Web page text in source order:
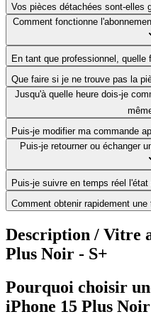
Vos pièces détachées sont-elles
Comment fonctionne
En tant que professionnel, quelle
Que faire si je ne trouve pas la
Jusqu'à quelle heure dois-je
Puis-je modifier ma commande
Puis-je retourner ou échanger
Puis-je suivre en temps réel
Comment obtenir rapidement
Description / Vitre
Plus Noir - S+
Pourquoi choisir
iPhone 15 Plus